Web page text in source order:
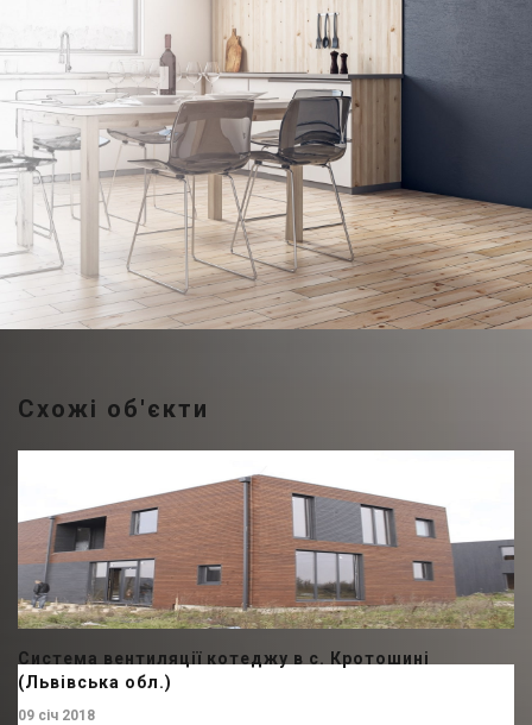
Схожі об'єкти
Система вентиляції котеджу в с. Кротошині
(Львівська обл.)
09 січ 2018